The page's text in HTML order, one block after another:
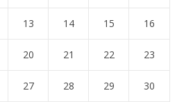
13 14 15 16
20 21 22 23
27 28 29 30